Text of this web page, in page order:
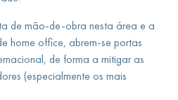
de mão-de-obra nesta área e a
home office, abrem-se portas
de forma a mitigar as
(especialmente os mais